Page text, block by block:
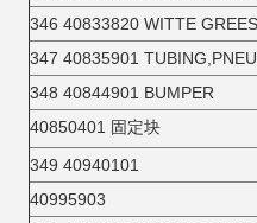
346 40833820 WITTE GREES
347 40835901
348 40844901 BUMPER
40850401 固定块
349 40940101
40995903